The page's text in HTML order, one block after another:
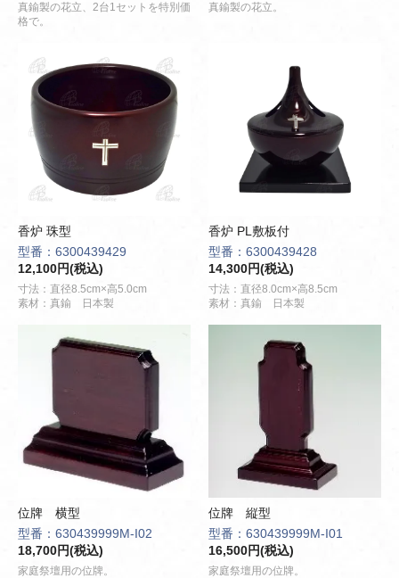
真鍮製の花立、2台1セットを特別価
格で。
真鍮製の花立。
香炉 珠型
型番：6300439429
12,100円(税込)
寸法：直径8.5cm×高5.0cm
素材：真鍮 日本製
香炉 PL敷板付
型番：6300439428
14,300円(税込)
寸法：直径8.0cm×高8.5cm
素材：真鍮 日本製
位牌 横型
型番：630439999M-I02
18,700円(税込)
家庭祭壇用の位牌。
位牌 縦型
型番：630439999M-I01
16,500円(税込)
家庭祭壇用の位牌。